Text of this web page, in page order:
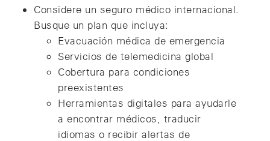
Considere un seguro médico internacional.
Busque un plan que incluya:
Evacuación médica de emergencia
Servicios de telemedicina global
Cobertura para condiciones
preexistentes
Herramientas digitales para ayudarle
a encontrar médicos, traducir
idiomas o recibir alertas de